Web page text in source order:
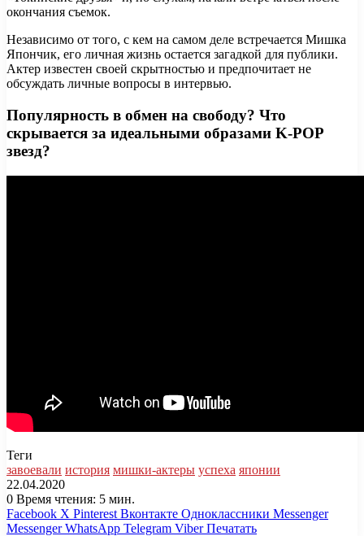
окончания съемок.
Независимо от того, с кем на самом деле встречается Мишка
Япончик, его личная жизнь остается загадкой для публики.
Актер известен своей скрытностью и предпочитает не
обсуждать личные вопросы в интервью.
Популярность в обмен на свободу? Что
скрывается за идеальными образами K-POP
звезд?
Теги
завоевали история мишки-актеры успеха японии
22.04.2020
0 Время чтения: 5 мин.
Facebook X Pinterest Вконтакте Одноклассники Messenger
Messenger WhatsApp Telegram Viber Печатать